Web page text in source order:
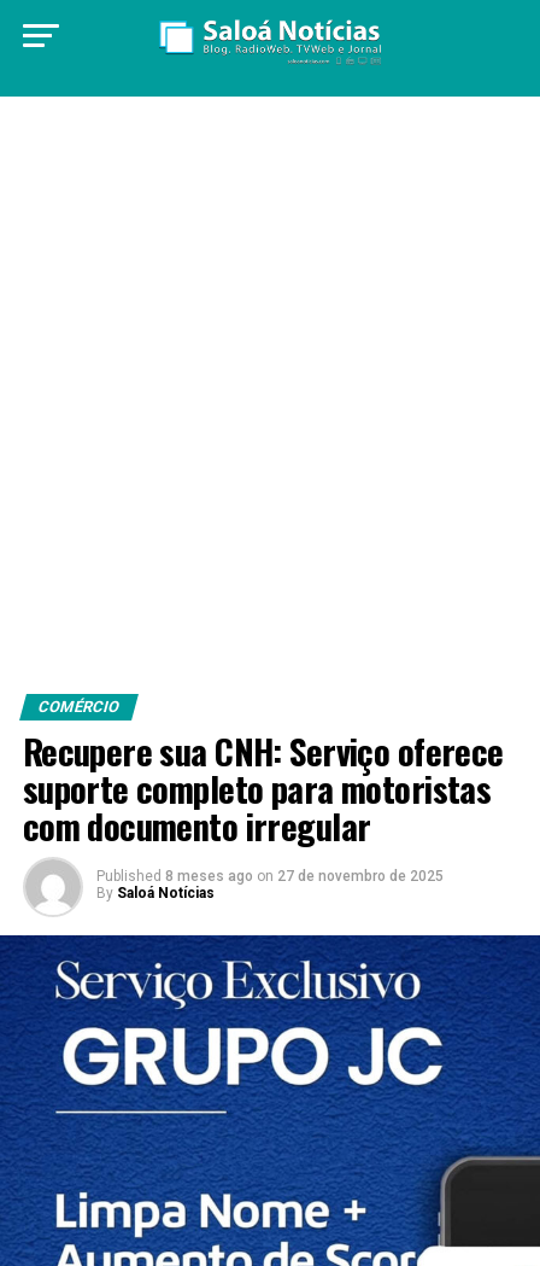
COMÉRCIO
Recupere sua CNH: Serviço oferece
suporte completo para motoristas
com documento irregular
Published 8 meses ago on 27 de novembro de 2025
By Saloá Notícias